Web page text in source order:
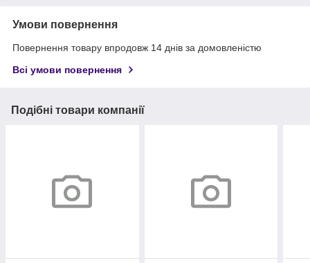
Умови повернення
Повернення товару впродовж 14 днів за домовленістю
Всі умови повернення
Подібні товари компанії